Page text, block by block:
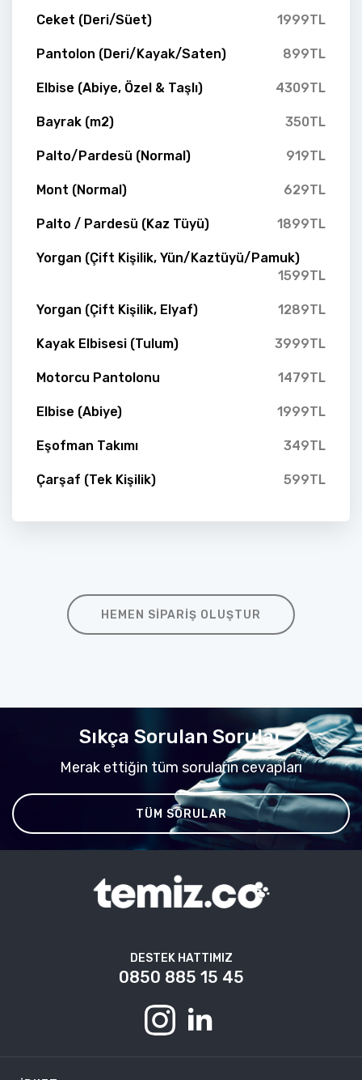
Ceket (Deri/Süet) 1999TL
Pantolon (Deri/Kayak/Saten) 899TL
Elbise (Abiye, Özel & Taşlı) 4309TL
Bayrak (m2) 350TL
Palto/Pardesü (Normal) 919TL
Mont (Normal) 629TL
Palto / Pardesü (Kaz Tüyü) 1899TL
Yorgan (Çift Kişilik, Yün/Kaztüyü/Pamuk)
1599TL
Yorgan (Çift Kişilik, Elyaf) 1289TL
Kayak Elbisesi (Tulum) 3999TL
Motorcu Pantolonu 1479TL
Elbise (Abiye) 1999TL
Eşofman Takımı 349TL
Çarşaf (Tek Kişilik) 599TL
HEMEN SIPARIŞ OLUŞTUR
Sıkça Sorulan Sorular
Merak ettiğin tüm soruların cevapları
TÜM SORULAR
DESTEK HATTIMIZ
0850 885 15 45